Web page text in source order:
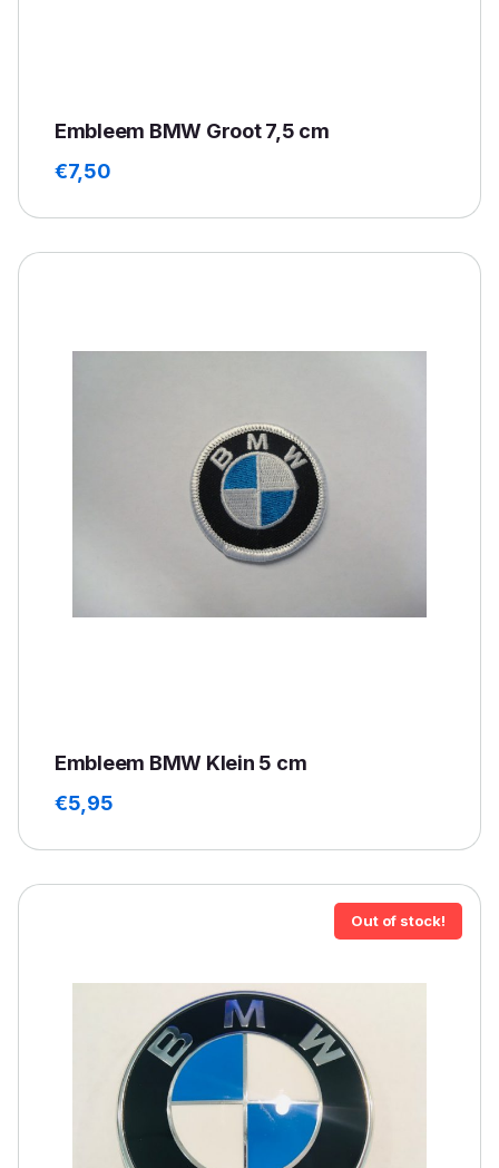
Embleem BMW Groot 7,5 cm
€7,50
Embleem BMW Klein 5 cm
€5,95
Out of stock!